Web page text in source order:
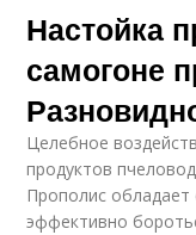
Настойка
самогоне
Целебное
продуктов
Прополис
эффективно